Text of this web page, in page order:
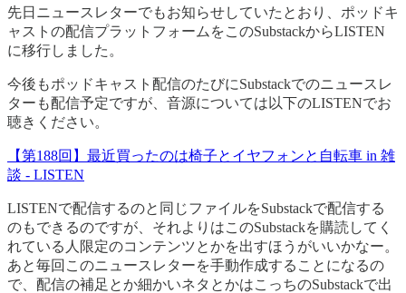
先日ニュースレターでもお知らせしていたとおり、ポッドキ
ャストの配信プラットフォームをこのSubstackからLISTEN
に移行しました。
今後もポッドキャスト配信のたびにSubstackでのニュースレ
ターも配信予定ですが、音源については以下のLISTENでお
聴きください。
【第188回】最近買ったのは椅子とイヤフォンと自転車 in 雑
談 - LISTEN
LISTENで配信するのと同じファイルをSubstackで配信する
のもできるのですが、それよりはこのSubstackを購読してく
れている人限定のコンテンツとかを出すほうがいいかなー。
あと毎回このニュースレターを手動作成することになるの
で、配信の補足とか細かいネタとかはこっちのSubstackで出